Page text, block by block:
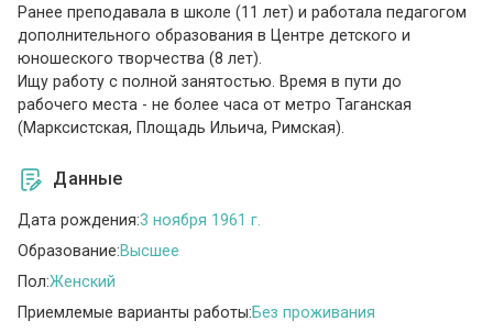
Ранее преподавала в школе (11 лет) и работала педагогом
дополнительного образования в Центре детского и
юношеского творчества (8 лет).
Ищу работу с полной занятостью. Время в пути до
рабочего места - не более часа от метро Таганская
(Марксистская, Площадь Ильича, Римская).
Данные
Дата рождения:3 ноября 1961 г.
Образование:Высшее
Пол:Женский
Приемлемые варианты работы:Без проживания